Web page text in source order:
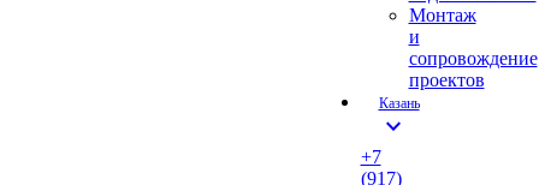
Монтаж
и
сопровождение
проектов
Казань
expand_more
+7
(917)